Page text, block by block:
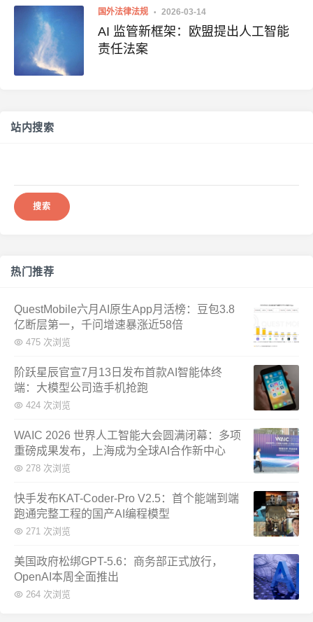
国外法律法规 2026-03-14
AI 监管新框架：欧盟提出人工智能
责任法案
站内搜索
热门推荐
QuestMobile六月AI原生App月活榜：豆包3.8
亿断层第一，千问增速暴涨近58倍
475 次浏览
阶跃星辰官宣7月13日发布首款AI智能体终
端：大模型公司造手机抢跑
424 次浏览
WAIC 2026 世界人工智能大会圆满闭幕：多项
重磅成果发布，上海成为全球AI合作新中心
278 次浏览
快手发布KAT-Coder-Pro V2.5：首个能端到端
跑通完整工程的国产AI编程模型
271 次浏览
美国政府松绑GPT-5.6：商务部正式放行，
OpenAI本周全面推出
264 次浏览